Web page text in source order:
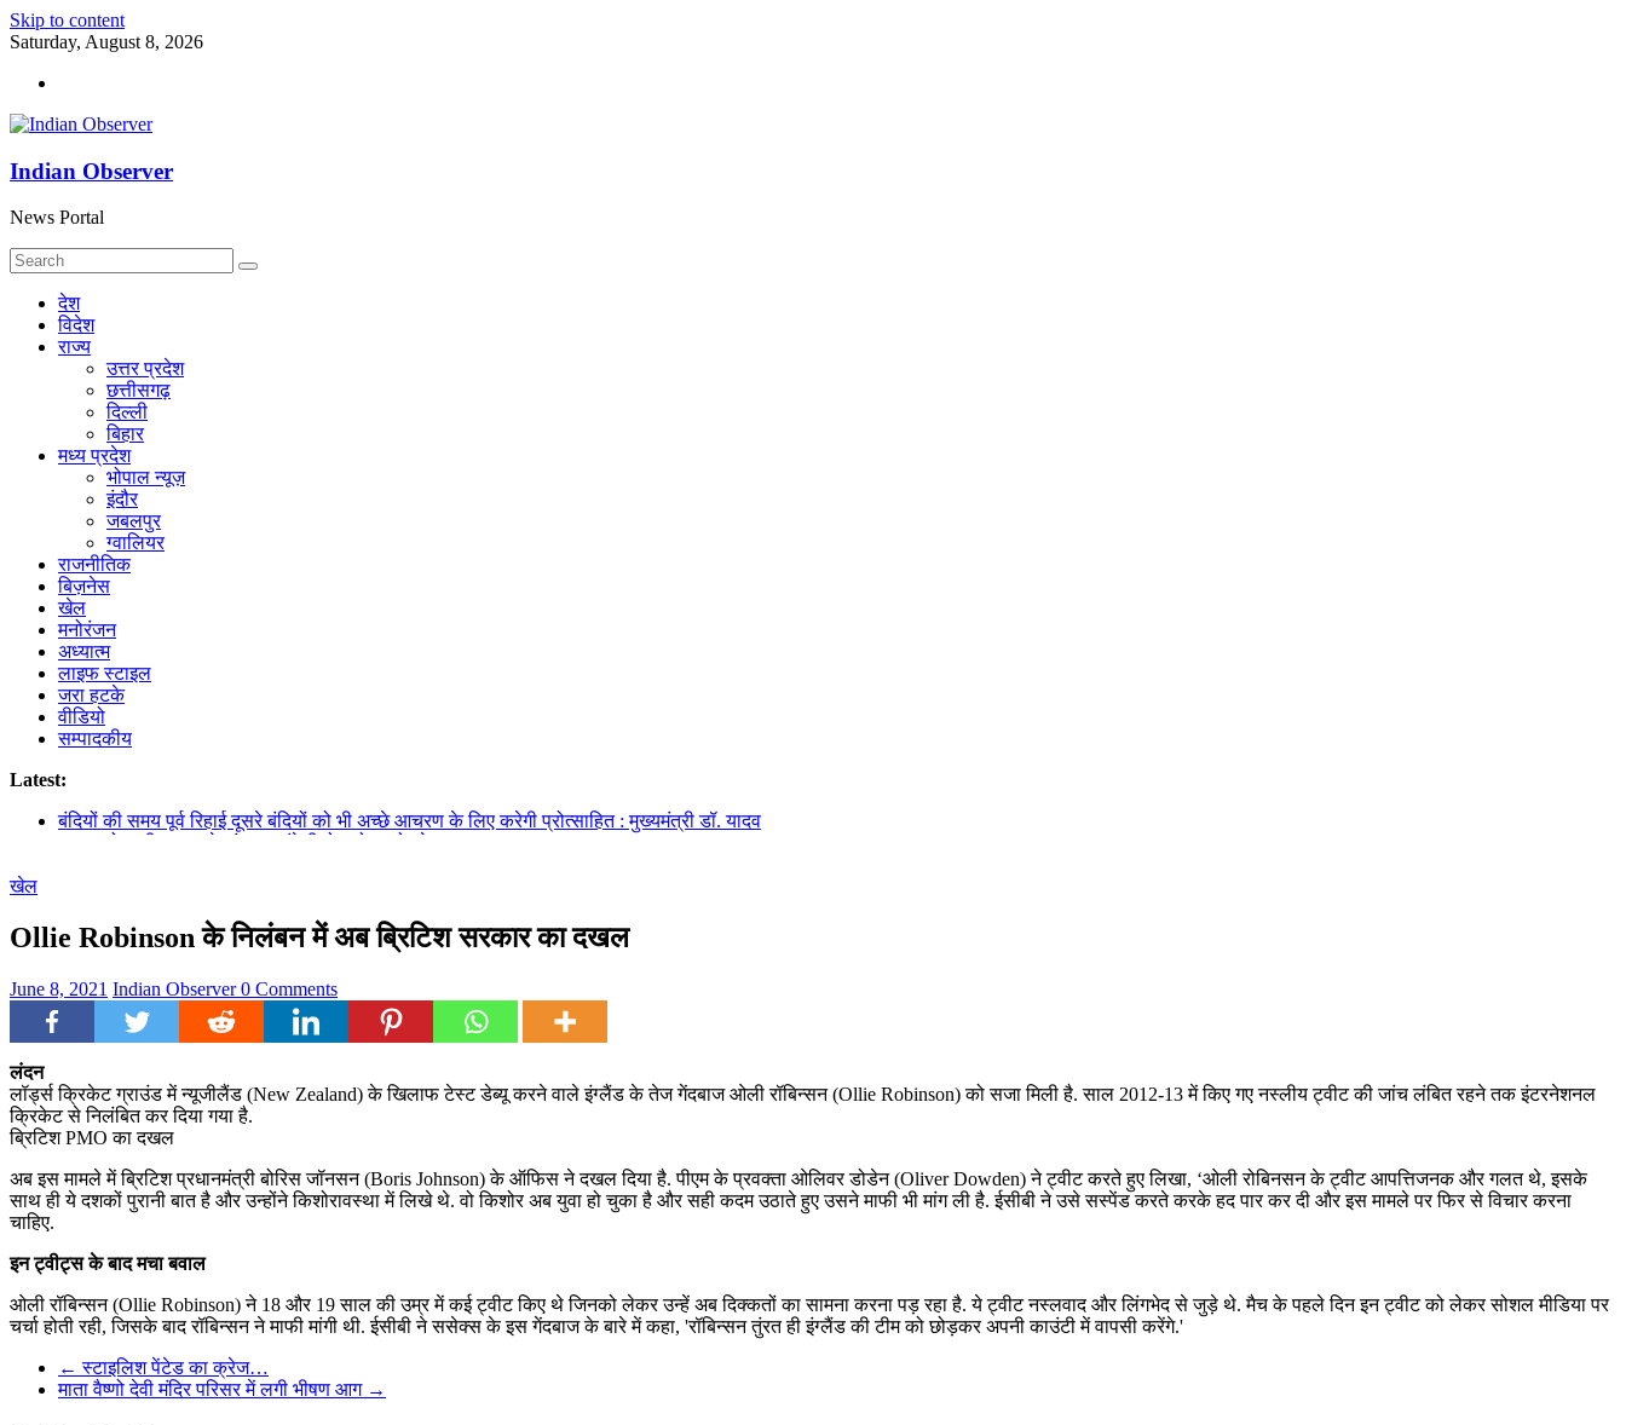
Skip to content
Saturday, August 8, 2026
Indian Observer
News Portal
देश
विदेश
राज्य
उत्तर प्रदेश
छत्तीसगढ़
दिल्ली
बिहार
मध्य प्रदेश
भोपाल न्यूज़
इंदौर
जबलपुर
ग्वालियर
राजनीतिक
बिज़नेस
खेल
मनोरंजन
अध्यात्म
लाइफ स्टाइल
जरा हटके
वीडियो
सम्पादकीय
Latest:
बंदियों की समय पूर्व रिहाई दूसरे बंदियों को भी अच्छे आचरण के लिए करेगी प्रोत्साहित : मुख्यमंत्री डॉ. यादव
खेल
Ollie Robinson के निलंबन में अब ब्रिटिश सरकार का दखल
June 8, 2021 Indian Observer0 Comments
लंदन
लॉर्ड्स क्रिकेट ग्राउंड में न्यूजीलैंड (New Zealand) के खिलाफ टेस्ट डेब्यू करने वाले इंग्लैंड के तेज गेंदबाज ओली रॉबिन्सन (Ollie Robinson) को सजा मिली है. साल 2012-13 में किए गए नस्लीय ट्वीट की जांच लंबित रहने तक इंटरनेशनल
क्रिकेट से निलंबित कर दिया गया है.
ब्रिटिश PMO का दखल
अब इस मामले में ब्रिटिश प्रधानमंत्री बोरिस जॉनसन (Boris Johnson) के ऑफिस ने दखल दिया है. पीएम के प्रवक्ता ओलिवर डोडेन (Oliver Dowden) ने ट्वीट करते हुए लिखा, ‘ओली रोबिनसन के ट्वीट आपत्तिजनक और गलत थे, इसके
साथ ही ये दशकों पुरानी बात है और उन्होंने किशोरावस्था में लिखे थे. वो किशोर अब युवा हो चुका है और सही कदम उठाते हुए उसने माफी भी मांग ली है. ईसीबी ने उसे सस्पेंड करते करके हद पार कर दी और इस मामले पर फिर से विचार करना
चाहिए.
इन ट्वीट्स के बाद मचा बवाल
ओली रॉबिन्सन (Ollie Robinson) ने 18 और 19 साल की उम्र में कई ट्वीट किए थे जिनको लेकर उन्हें अब दिक्कतों का सामना करना पड़ रहा है. ये ट्वीट नस्लवाद और लिंगभेद से जुड़े थे. मैच के पहले दिन इन ट्वीट को लेकर सोशल मीडिया पर
चर्चा होती रही, जिसके बाद रॉबिन्सन ने माफी मांगी थी. ईसीबी ने ससेक्स के इस गेंदबाज के बारे में कहा, 'रॉबिन्सन तुंरत ही इंग्लैंड की टीम को छोड़कर अपनी काउंटी में वापसी करेंगे.'
← स्टाइलिश पेंटेड का क्रेज…
माता वैष्णो देवी मंदिर परिसर में लगी भीषण आग →